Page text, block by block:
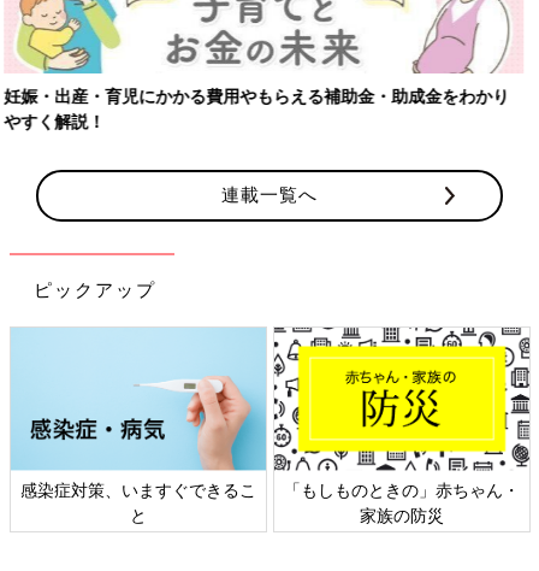
【ワクチン接種できるものも】妊婦の感染症対策、知っておいて！
連載一覧へ
ピックアップ
日本外来小児科学会リーフレッ
ト検討会
六星占術 細木かおりさんの人生
相談